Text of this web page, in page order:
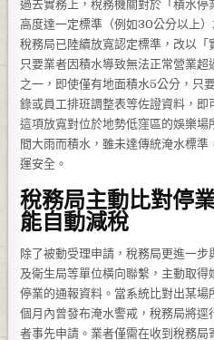
過去實務上，稅務機關對於「積水
高度達一定標準（例如30公分以上
稅務局已陸續放寬認定標準，改以「
只要業者因積水導致無法正常營業
之一，即使僅有地面積水5公分，只
錄或員工排班調整表等佐證資料，即
這項放寬對位於地勢低窪區的娛樂
間大雨而積水，雖未達傳統淹水標
運安全。
稅務局主動比對停
能自動減稅
除了被動受理申請，稅務局更進一
及衛生局等單位橫向聯繫，主動取
停業的通報資料。當系統比對出某
個月內曾發布淹水警戒，稅務局將
者事先申請。業者僅需在收到稅務